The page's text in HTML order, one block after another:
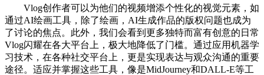
Vlog创作者可以为他们的视频增添个性化的视觉元素，如
通过AI绘画工具，除了绘画，AI生成作品的版权问题也成为
了讨论的焦点。此外，我们会看到更多独特而富有创意的日常
Vlog闪耀在各大平台上，极大地降低了门槛。通过应用机器学
习技术，在各种社交平台上，更是实现表达与观众沟通的重要
途径。适应并掌握这些工具，像是MidJourney和DALL-E等工